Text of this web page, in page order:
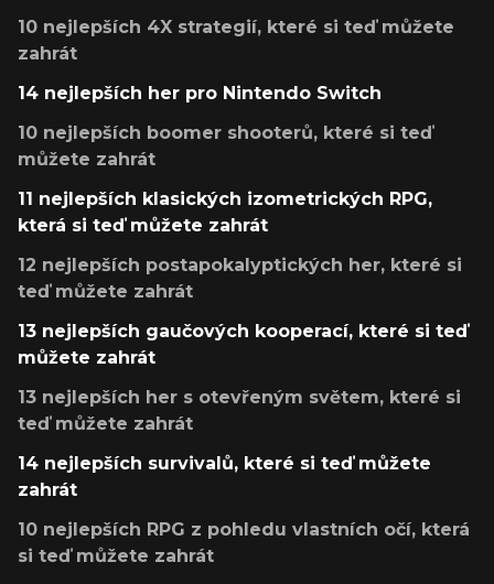
10 nejlepších 4X strategií, které si teď můžete
zahrát
14 nejlepších her pro Nintendo Switch
10 nejlepších boomer shooterů, které si teď
můžete zahrát
11 nejlepších klasických izometrických RPG,
která si teď můžete zahrát
12 nejlepších postapokalyptických her, které si
teď můžete zahrát
13 nejlepších gaučových kooperací, které si teď
můžete zahrát
13 nejlepších her s otevřeným světem, které si
teď můžete zahrát
14 nejlepších survivalů, které si teď můžete
zahrát
10 nejlepších RPG z pohledu vlastních očí, která
si teď můžete zahrát